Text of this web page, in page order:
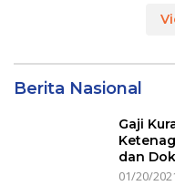
Berita Nasional
Gaji
dan
01/20/